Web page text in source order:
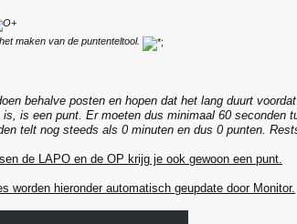
het maken van de puntenteltool.
behalve posten en hopen dat het lang duurt
is een punt. Er moeten dus minimaal 60 seconden
telt nog steeds als 0 minuten en dus 0 punten.
de LAPO en de OP krijg je ook gewoon een punt.
worden hieronder automatisch geupdate door Monitor.